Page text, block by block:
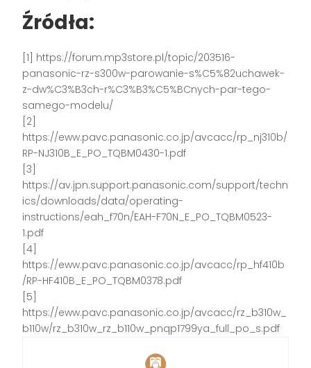
Źródła:
[1] https://forum.mp3store.pl/topic/203516-
panasonic-rz-s300w-parowanie-s%C5%82uchawek-
z-dw%C3%B3ch-r%C3%B3%C5%BCnych-par-tego-
samego-modelu/
[2]
https://eww.pavc.panasonic.co.jp/avcacc/rp_nj310b/
RP-NJ310B_E_PO_TQBM0430-1.pdf
[3]
https://av.jpn.support.panasonic.com/support/techn
ics/downloads/data/operating-
instructions/eah_f70n/EAH-F70N_E_PO_TQBM0523-
1.pdf
[4]
https://eww.pavc.panasonic.co.jp/avcacc/rp_hf410b
/RP-HF410B_E_PO_TQBM0378.pdf
[5]
https://eww.pavc.panasonic.co.jp/avcacc/rz_b310w_
b110w/rz_b310w_rz_b110w_pnqp1799ya_full_po_s.pdf